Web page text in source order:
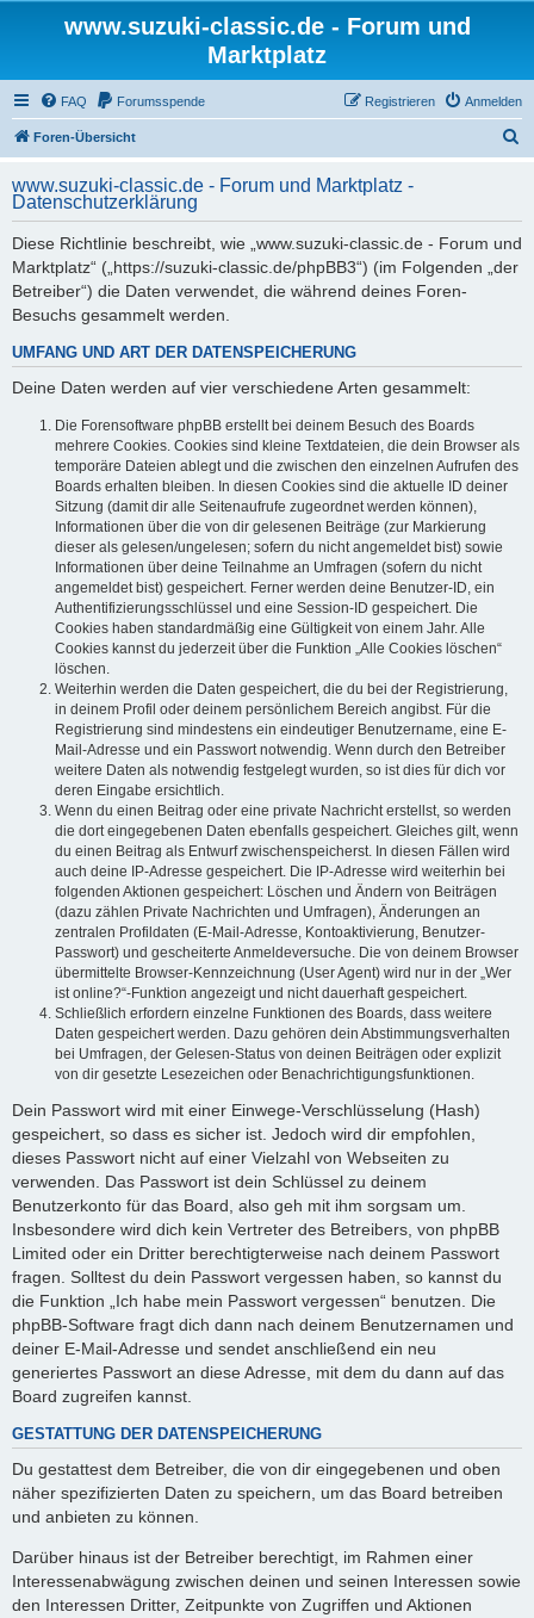
www.suzuki-classic.de - Forum und
Marktplatz
FAQ Forumsspende Anmelden
Registrieren
Foren-Übersicht
h
www.suzuki-classic.de - Forum und Marktplatz -
Datenschutzerklärung
Diese Richtlinie beschreibt, wie „www.suzuki-classic.de - Forum und
Marktplatz“ („https://suzuki-classic.de/phpBB3“) (im Folgenden „der
Betreiber“) die Daten verwendet, die während deines Foren-
Besuchs gesammelt werden.
UMFANG UND ART DER DATENSPEICHERUNG
Deine Daten werden auf vier verschiedene Arten gesammelt:
Die Forensoftware phpBB erstellt bei deinem Besuch des Boards
mehrere Cookies. Cookies sind kleine Textdateien, die dein Browser als
temporäre Dateien ablegt und die zwischen den einzelnen Aufrufen des
Boards erhalten bleiben. In diesen Cookies sind die aktuelle ID deiner
Sitzung (damit dir alle Seitenaufrufe zugeordnet werden können),
Informationen über die von dir gelesenen Beiträge (zur Markierung
dieser als gelesen/ungelesen; sofern du nicht angemeldet bist) sowie
Informationen über deine Teilnahme an Umfragen (sofern du nicht
angemeldet bist) gespeichert. Ferner werden deine Benutzer-ID, ein
Authentifizierungsschlüssel und eine Session-ID gespeichert. Die
Cookies haben standardmäßig eine Gültigkeit von einem Jahr. Alle
Cookies kannst du jederzeit über die Funktion „Alle Cookies löschen“
löschen.
Weiterhin werden die Daten gespeichert, die du bei der Registrierung,
in deinem Profil oder deinem persönlichem Bereich angibst. Für die
Registrierung sind mindestens ein eindeutiger Benutzername, eine E-
Mail-Adresse und ein Passwort notwendig. Wenn durch den Betreiber
weitere Daten als notwendig festgelegt wurden, so ist dies für dich vor
deren Eingabe ersichtlich.
Wenn du einen Beitrag oder eine private Nachricht erstellst, so werden
die dort eingegebenen Daten ebenfalls gespeichert. Gleiches gilt, wenn
du einen Beitrag als Entwurf zwischenspeicherst. In diesen Fällen wird
auch deine IP-Adresse gespeichert. Die IP-Adresse wird weiterhin bei
folgenden Aktionen gespeichert: Löschen und Ändern von Beiträgen
(dazu zählen Private Nachrichten und Umfragen), Änderungen an
zentralen Profildaten (E-Mail-Adresse, Kontoaktivierung, Benutzer-
Passwort) und gescheiterte Anmeldeversuche. Die von deinem Browser
übermittelte Browser-Kennzeichnung (User Agent) wird nur in der „Wer
ist online?“-Funktion angezeigt und nicht dauerhaft gespeichert.
Schließlich erfordern einzelne Funktionen des Boards, dass weitere
Daten gespeichert werden. Dazu gehören dein Abstimmungsverhalten
bei Umfragen, der Gelesen-Status von deinen Beiträgen oder explizit
von dir gesetzte Lesezeichen oder Benachrichtigungsfunktionen.
Dein Passwort wird mit einer Einwege-Verschlüsselung (Hash)
gespeichert, so dass es sicher ist. Jedoch wird dir empfohlen,
dieses Passwort nicht auf einer Vielzahl von Webseiten zu
verwenden. Das Passwort ist dein Schlüssel zu deinem
Benutzerkonto für das Board, also geh mit ihm sorgsam um.
Insbesondere wird dich kein Vertreter des Betreibers, von phpBB
Limited oder ein Dritter berechtigterweise nach deinem Passwort
fragen. Solltest du dein Passwort vergessen haben, so kannst du
die Funktion „Ich habe mein Passwort vergessen“ benutzen. Die
phpBB-Software fragt dich dann nach deinem Benutzernamen und
deiner E-Mail-Adresse und sendet anschließend ein neu
generiertes Passwort an diese Adresse, mit dem du dann auf das
Board zugreifen kannst.
GESTATTUNG DER DATENSPEICHERUNG
Du gestattest dem Betreiber, die von dir eingegebenen und oben
näher spezifizierten Daten zu speichern, um das Board betreiben
und anbieten zu können.
Darüber hinaus ist der Betreiber berechtigt, im Rahmen einer
Interessenabwägung zwischen deinen und seinen Interessen sowie
den Interessen Dritter, Zeitpunkte von Zugriffen und Aktionen